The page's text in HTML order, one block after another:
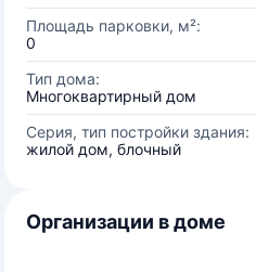
Площадь парковки, м²:
0
Тип дома:
Многоквартирный дом
Серия, тип постройки здания:
жилой дом, блочный
Организации в доме